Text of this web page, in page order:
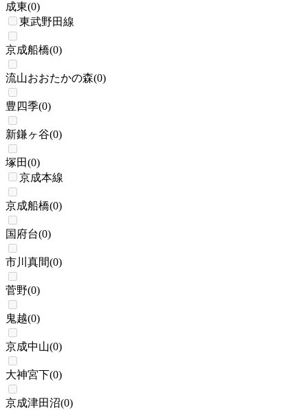
成東(0)
東武野田線
京成船橋(0)
流山おおたかの森(0)
豊四季(0)
新鎌ヶ谷(0)
塚田(0)
京成本線
京成船橋(0)
国府台(0)
市川真間(0)
菅野(0)
鬼越(0)
京成中山(0)
大神宮下(0)
京成津田沼(0)